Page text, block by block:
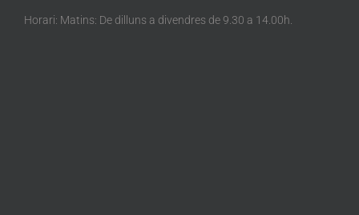
Horari: Matins: De dilluns a divendres de 9.30 a 14.00h.